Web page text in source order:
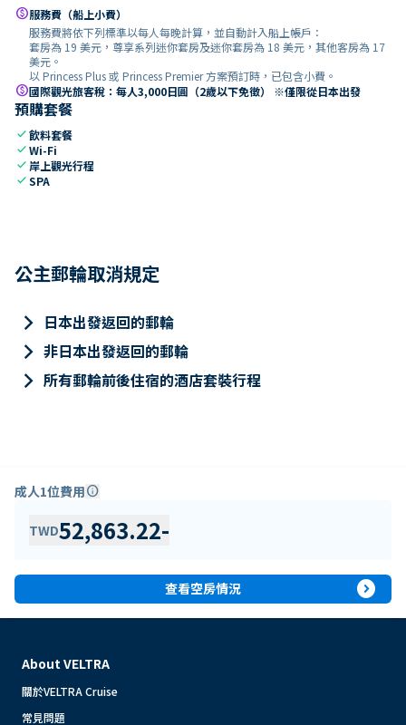
paid服務費（船上小費）
服務費將依下列標準以每人每晚計算，並自動計入船上帳戶：
套房為 19 美元，尊享系列迷你套房及迷你套房為 18 美元，其他客房為 17
美元。
以 Princess Plus 或 Princess Premier 方案預訂時，已包含小費。
paid國際觀光旅客稅：每人3,000日圓（2歲以下免徵） ※僅限從日本出發
預購套餐
check飲料套餐
checkWi-Fi
check 岸上觀光行程
checkSPA
公主郵輪取消規定
keyboard_arrow_right 日本出發返回的郵輪
keyboard_arrow_right 非日本出發返回的郵輪
keyboard_arrow_right 所有郵輪前後住宿的酒店套裝行程
成人1位費用info
TWD52,863.22-
查看空房情況 expand_circle_right
About VELTRA
關於VELTRA Cruise
常見問題